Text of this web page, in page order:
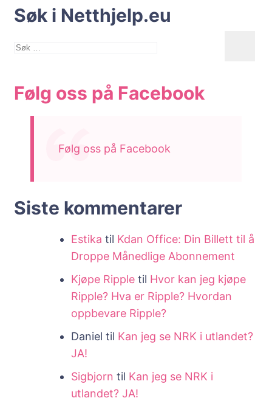
Søk i Netthjelp.eu
Søk
Følg oss på Facebook
Følg oss på Facebook
Siste kommentarer
Estika til Kdan Office: Din Billett til å
Droppe Månedlige Abonnement
Kjøpe Ripple til Hvor kan jeg kjøpe
Ripple? Hva er Ripple? Hvordan
oppbevare Ripple?
Daniel til Kan jeg se NRK i utlandet?
JA!
Sigbjorn til Kan jeg se NRK i
utlandet? JA!